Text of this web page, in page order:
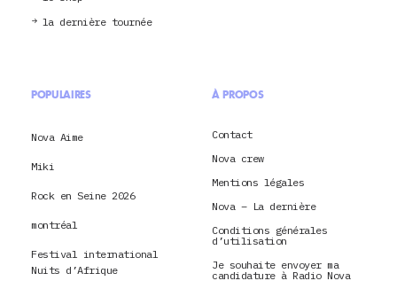
la dernière tournée
POPULAIRES
Nova Aime
Miki
Rock en Seine 2026
montréal
Festival international
Nuits d’Afrique
À PROPOS
Contact
Nova crew
Mentions légales
Nova – La dernière
Conditions générales
d’utilisation
Je souhaite envoyer ma
candidature à Radio Nova